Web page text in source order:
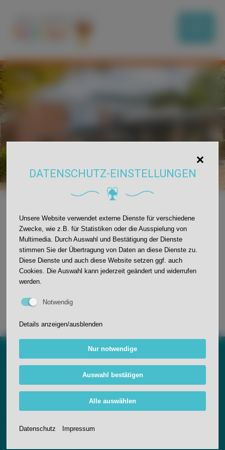
Jutta Schneider
77704 Oberkirch
DATENSCHUTZ-EINSTELLUNGEN
Unsere Website verwendet externe Dienste für verschiedene
Zwecke, wie z.B. für Statistiken oder die Ausspielung von
Multimedia. Durch Auswahl und Bestätigung der Dienste
stimmen Sie der Übertragung von Daten an diese Dienste zu.
Diese Dienste und auch diese Website setzen ggf. auch
Cookies. Die Auswahl kann jederzeit geändert und widerrufen
werden.
Notwendig
Details anzeigen/ausblenden
Nur notwendige
Auswahl bestätigen
Alle auswählen
Datenschutz Impressum